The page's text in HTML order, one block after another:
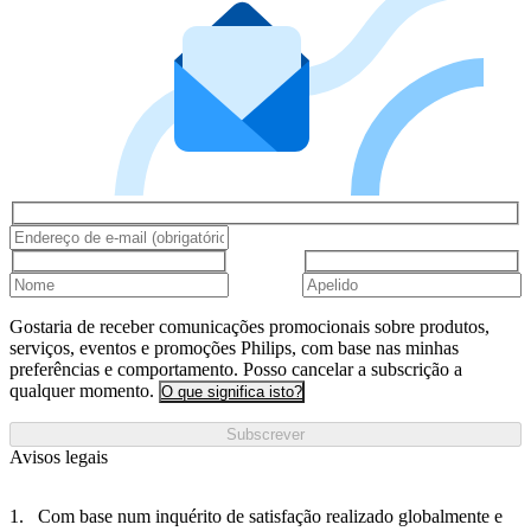
Gostaria de receber comunicações promocionais sobre produtos,
serviços, eventos e promoções Philips, com base nas minhas
preferências e comportamento. Posso cancelar a subscrição a
qualquer momento. O que significa isto?
Subscrever
Avisos legais
Com base num inquérito de satisfação realizado globalmente e